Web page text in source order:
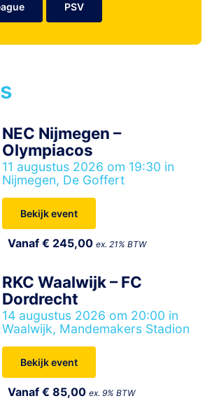
PSV
NEC Nijmegen –
Olympiacos
11 augustus 2026 om 19:30 in
Nijmegen, De Goffert
Bekijk event
Vanaf € 245,00ex. 21% BTW
RKC Waalwijk – FC
Dordrecht
14 augustus 2026 om 20:00 in
Waalwijk, Mandemakers Stadion
Bekijk event
Vanaf € 85,00ex. 9% BTW